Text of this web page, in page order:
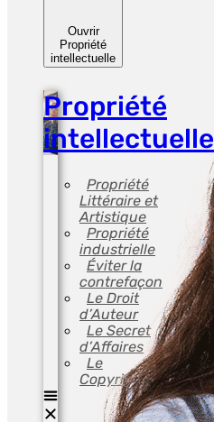
Ouvrir
Propriété
intellectuelle
Propriété
intellectuelle
Propriété
Littéraire et
Artistique
Propriété
industrielle
Éviter la
contrefaçon
Le Droit
d’Auteur
Le Secret
d’Affaires
Le
Copyright